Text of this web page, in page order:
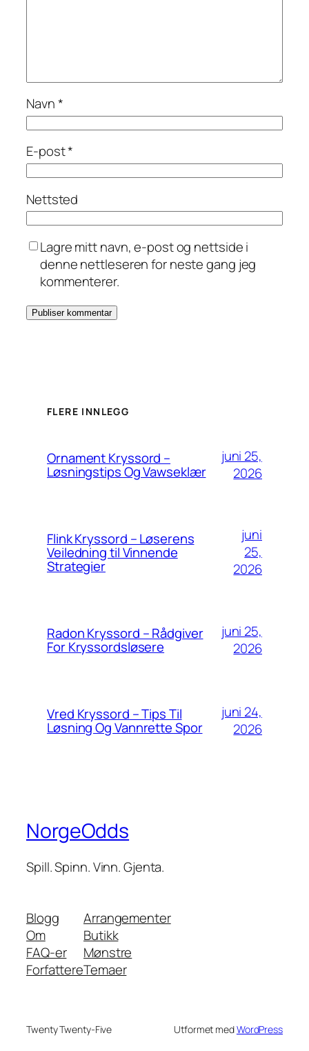
Navn*
E-post*
Nettsted
Lagre mitt navn, e-post og nettside i
denne nettleseren for neste gang jeg
kommenterer.
FLERE INNLEGG
Ornament Kryssord –
Løsningstips Og Vawseklær
juni 25,
2026
Flink Kryssord – Løserens
Veiledning til Vinnende
Strategier
juni
25,
2026
Radon Kryssord – Rådgiver
For Kryssordsløsere
juni 25,
2026
Vred Kryssord – Tips Til
Løsning Og Vannrette Spor
juni 24,
2026
NorgeOdds
Spill. Spinn. Vinn. Gjenta.
Blogg
Om
FAQ-er
Forfattere
Arrangementer
Butikk
Mønstre
Temaer
Twenty Twenty-Five Utformet medWordPress